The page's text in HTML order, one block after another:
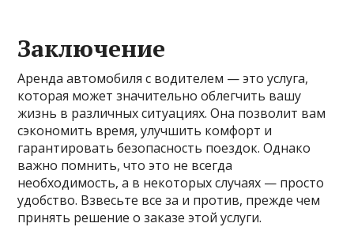
Заключение
Аренда автомобиля с водителем — это услуга,
которая может значительно облегчить вашу
жизнь в различных ситуациях. Она позволит вам
сэкономить время, улучшить комфорт и
гарантировать безопасность поездок. Однако
важно помнить, что это не всегда
необходимость, а в некоторых случаях — просто
удобство. Взвесьте все за и против, прежде чем
принять решение о заказе этой услуги.